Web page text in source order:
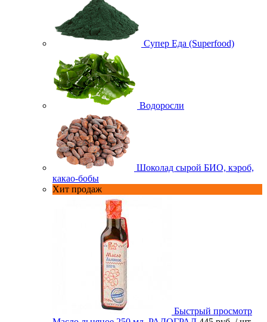
Супер Еда (Superfood)
Водоросли
Шоколад сырой БИО, кэроб,
какао-бобы
Хит продаж
Быстрый просмотр